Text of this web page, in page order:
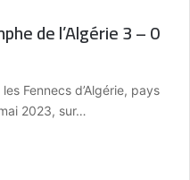
de l’Algérie 3 – 0
Fennecs d’Algérie, pays
2023, sur…